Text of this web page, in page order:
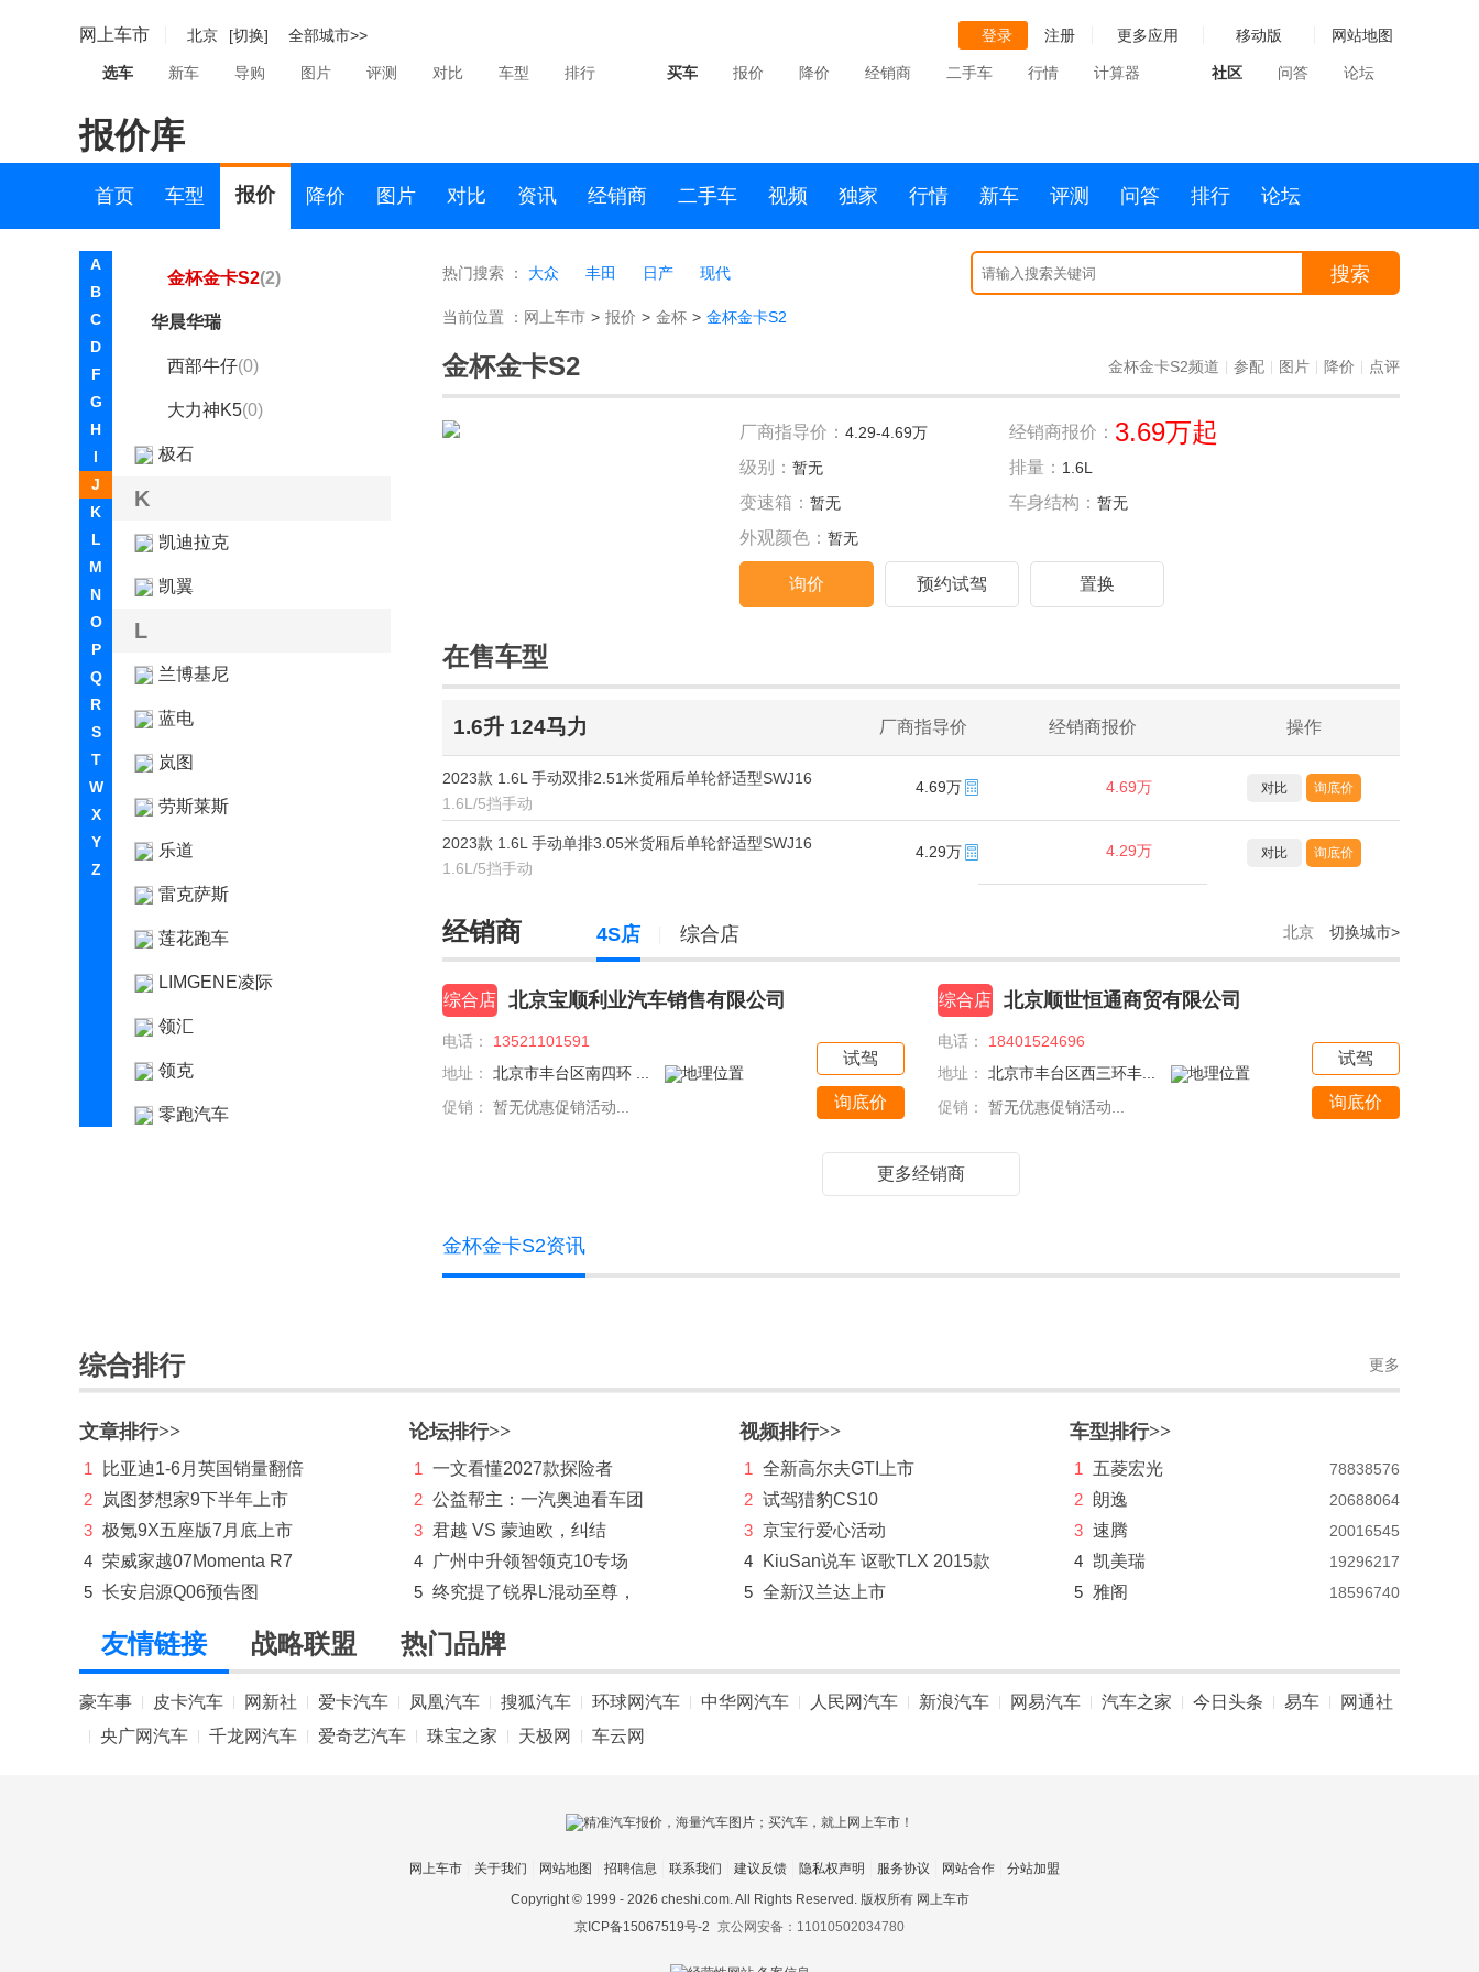
网上车市 北京 [切换] 全部城市>> 登录 注册 更多应用 移动版 网站地图
选车 新车 导购 图片 评测 对比 车型 排行 买车 报价 降价 经销商 二手车 行情 计算器 社区 问答 论坛
报价库
首页 车型 报价 降价 图片 对比 资讯 经销商 二手车 视频 独家 行情 新车 评测 问答 排行 论坛
A
B
C
D
F
G
H
I
J
K
L
M
N
O
P
Q
R
S
T
W
X
Y
Z
鑫卡T50 PLUS
鑫卡T52 PLUS
金海狮
金杯金卡S2(2)
华晨华瑞
西部牛仔(0)
大力神K5(0)
极石
K
凯迪拉克
凯翼
L
兰博基尼
蓝电
岚图
劳斯莱斯
乐道
雷克萨斯
莲花跑车
LIMGENE凌际
领汇
领克
零跑汽车
LUMMA
M
迈凯伦
Mansory
玛莎拉蒂
马自达
猛士
MINI
热门搜索 ： 大众 丰田 日产 现代 搜索
当前位置 ： 网上车市 > 报价 > 金杯 > 金杯金卡S2
金杯金卡S2 金杯金卡S2频道 参配 图片 降价 点评
厂商指导价： 4.29-4.69万 经销商报价： 3.69万起
级别： 暂无 排量： 1.6L
变速箱： 暂无 车身结构： 暂无
外观颜色： 暂无
询价 预约试驾 置换
在售车型
1.6升 124马力 厂商指导价 经销商报价 操作
2023款 1.6L 手动双排2.51米货厢后单轮舒适型SWJ16
1.6L/5挡手动
4.69万 4.69万 对比 询底价
2023款 1.6L 手动单排3.05米货厢后单轮舒适型SWJ16
1.6L/5挡手动
4.29万 4.29万 对比 询底价
经销商 北京 切换城市>
4S店 综合店
综合店 北京宝顺利业汽车销售有限公司
电话：
13521101591
地址：
北京市丰台区南四环 ...
促销：
暂无优惠促销活动...
试驾
询底价
综合店 北京顺世恒通商贸有限公司
电话：
18401524696
地址：
北京市丰台区西三环丰...
促销：
暂无优惠促销活动...
试驾
询底价
更多经销商
金杯金卡S2资讯
综合排行 更多
文章排行>>
1
比亚迪1-6月英国销量翻倍
2
岚图梦想家9下半年上市
3 极氪9X五座版7月底上市
4 荣威家越07Momenta R7
5 长安启源Q06预告图
论坛排行>>
1
一文看懂2027款探险者
2 公益帮主：一汽奥迪看车团
3 君越 VS 蒙迪欧，纠结
4
广州中升领智领克10专场
5 终究提了锐界L混动至尊，
视频排行>>
1
全新高尔夫GTI上市
2 试驾猎豹CS10
3 京宝行爱心活动
4
KiuSan说车 讴歌TLX 2015款
5 全新汉兰达上市
车型排行>>
1 五菱宏光 78838576
2 朗逸 20688064
3 速腾 20016545
4 凯美瑞 19296217
5 雅阁 18596740
友情链接 战略联盟 热门品牌
豪车事 皮卡汽车 网新社 爱卡汽车 凤凰汽车 搜狐汽车 环球网汽车 中华网汽车 人民网汽车 新浪汽车 网易汽车 汽车之家 今日头条 易车 网通社
央广网汽车 千龙网汽车 爱奇艺汽车 珠宝之家 天极网 车云网
网上车市 关于我们 网站地图 招聘信息 联系我们 建议反馈 隐私权声明 服务协议 网站合作
分站加盟
Copyright © 1999 - 2026 cheshi.com. All Rights Reserved. 版权所有 网上车市
京ICP备15067519号-2 京公网安备：11010502034780